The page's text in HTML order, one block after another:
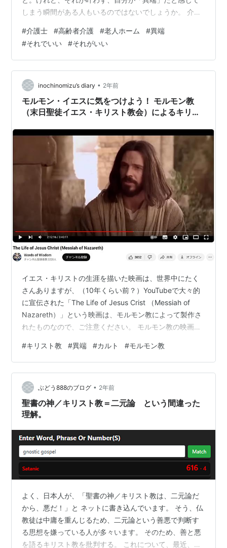
しまう瞬間がある人もいるのではないでしょうか。 介護
や生き方に触れる機会が多くあります。 それは、時に
「普通」から大きく外れているとされる人たちの人生も
含まれます。けれど、そこで見たのは、「異端」とされ
る人生の中に、計り知れない深い価値や美しさがあると
いう事実です。 異端であることへの不安 「異端」という
言葉には、どこかネガティブな響きがあるかもし…
#介護士 #高齢者介護 #老人ホーム #異端
#それでいい #それがいい
inochinomizu’s diary • 2年前
モルモン・イエスに気をつけよう！ モルモン教
（末日聖徒イエス・キリスト教会）によるキリス
イエス・キリストの生涯を描いた映画は、世界中にたく
さんありますが、（10年くらい前？）YouTubeで大々的
に宣伝された「The Life of Jesus Crist （Messiah of
Nazareth）」という映画は、モルモン教によって製作さ
れたものなので、ご注意ください。 モルモン教の映画
も多少の脚色は含まれていますが、この映画では特に、
「サマリアの女とイエスの対話のシーン」において、
「神は霊である」（ヨハネ4:24）というセリフが省かれ
ています。 これはモルモン教の教義において、「父なる
神が霊」であっては困るためと思われます（モ…
#キリスト教 #異端 #カルト #モルモン教
ぶどう888のブログ • 2年前
聖書の神／キリスト教＝二元論 という間違った
理解。
よく、日本人が、「聖書の神／キリスト教は、二元論だ
から、悪だ！」と ネットに書き込んでいます。 そう、仏
教徒は中庸を重んじるため、二元論という善悪で判断す
る思想を嫌っている人が多々います。 そのため、善と悪
を語るキリスト教を批判する。 これについて、最近、神